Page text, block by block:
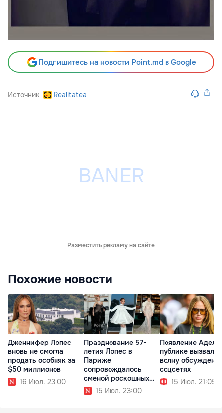
Подпишитесь на новости Point.md в Google
Источник Realitatea
Разместить рекламу на сайте
Похожие новости
Дженнифер Лопес
вновь не смогла
продать особняк за
$50 миллионов
16 Июл. 23:00
Празднование 57-
летия Лопес в
Париже
сопровождалось
сменой роскошных
образов
15 Июл. 23:00
Появление Адель
публике вызвало
волну
соцсетях
15 Июл. 21:05